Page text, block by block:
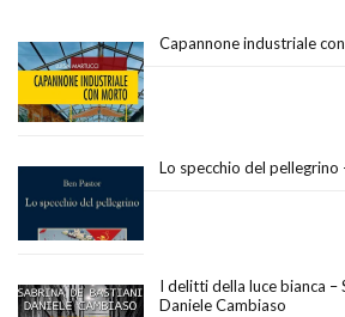
Capannone industriale
Lo specchio del pellegrino
I delitti della luce bianca –
Daniele Cambiaso